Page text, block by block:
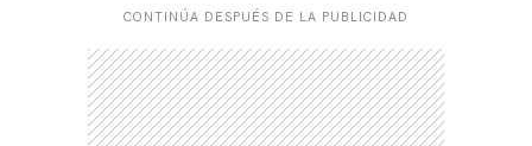
CONTINÚA DESPUÉS DE LA PUBLICIDAD